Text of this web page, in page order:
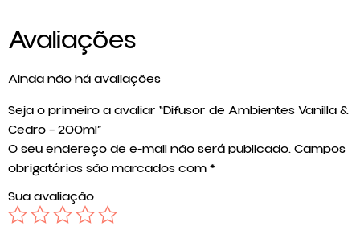
Avaliações
Ainda não há avaliações
Seja o primeiro a avaliar “Difusor de Ambientes Vanilla &
Cedro – 200ml”
O seu endereço de e-mail não será publicado.Campos
obrigatórios são marcados com*
Sua avaliação